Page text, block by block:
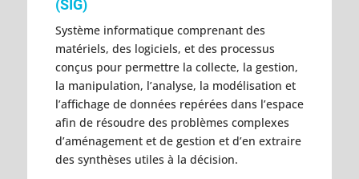
(SIG)
Système informatique comprenant des
matériels, des logiciels, et des processus
conçus pour permettre la collecte, la gestion,
la manipulation, l’analyse, la modélisation et
l’affichage de données repérées dans l’espace
afin de résoudre des problèmes complexes
d’aménagement et de gestion et d’en extraire
des synthèses utiles à la décision.